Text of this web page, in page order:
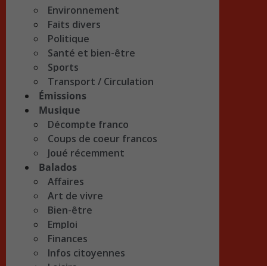
Environnement
Faits divers
Politique
Santé et bien-être
Sports
Transport / Circulation
Émissions
Musique
Décompte franco
Coups de coeur francos
Joué récemment
Balados
Affaires
Art de vivre
Bien-être
Emploi
Finances
Infos citoyennes